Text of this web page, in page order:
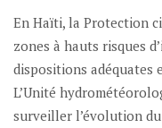
En Haïti, la Protection
zones à hauts risques
dispositions adéquates
L’Unité
surveiller l’évolution